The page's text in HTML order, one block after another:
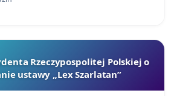
Rzeczypospolitej Polskiej o
ustawy „Lex Szarlatan”